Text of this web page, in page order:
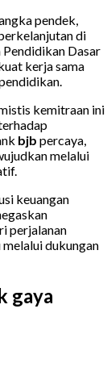
pendek,
di
Dasar
kerja sama
kemitraan ini
bjb percaya,
melalui
keuangan
perjalanan
dukungan
gaya